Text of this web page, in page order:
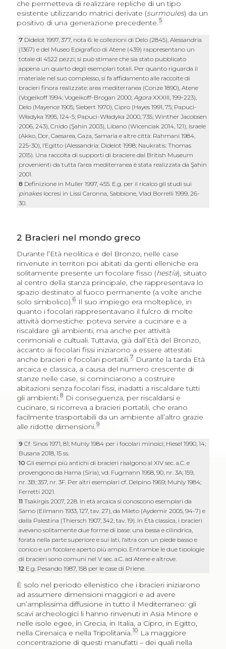
che permetteva di realizzare repliche di un tipo
esistente utilizzando matrici derivate (surmoules) da un
positivo di una generazione precedente.5
7 Didelot 1997, 377, nota 6: le collezioni di Delo (2845), Alessandria
(1367) e del Museo Epigrafico di Atene (439) rappresentano un
totale di 4522 pezzi; si può stimare che sia stato pubblicato
appena un quarto degli esemplari totali. Per quanto riguarda il
materiale nel suo complesso, si fa affidamento alle raccolte di
bracieri finora realizzate: area mediterranea (Conze 1890), Atene
(Vogeikoff 1994; Vogeikoff-Brogan 2000; Agora XXXIII, 199-223),
Delo (Mayence 1905; Siebert 1970), Cipro (Hayes 1991, 75; Papuci-
Władyka 1995, 124-5; Papuci-Władyka 2000, 735; Winther Jacobsen
2006, 243), Cnido (Şahin 2003), Libano (Wicenciak 2014, 121), Israele
(Akko, Dor, Caesarea, Gaza, Samaria e altre città: Rahmani 1984,
225-30), l’Egitto (Alessandria: Didelot 1998; Naukratis: Thomas
2015). Una raccolta di supporti di braciere dal British Museum
provenienti da tutta l’area mediterranea è stata realizzata da Şahin
2001.
8 Definizione in Muller 1997, 455. E.g. per il ricalco gli studi sui
pinakes locresi in Lissi Caronna, Sabbione, Vlad Borrelli 1999, 26-
30.
2 Bracieri nel mondo greco
Durante l’Età neolitica e del Bronzo, nelle case
rinvenute in territori poi abitati da genti elleniche era
solitamente presente un focolare fisso (hestía), situato
al centro della stanza principale, che rappresentava lo
spazio destinato al fuoco permanente (a volte anche
solo simbolico).6 Il suo impiego era molteplice, in
quanto i focolari rappresentavano il fulcro di molte
attività domestiche: poteva servire a cucinare e a
riscaldare gli ambienti, ma anche per attività
cerimoniali e cultuali. Tuttavia, già dall’Età del Bronzo,
accanto ai focolari fissi iniziarono a essere attestati
anche bracieri e focolari portatili.7 Durante la tarda Età
arcaica e classica, a causa del numero crescente di
stanze nelle case, si cominciarono a costruire
abitazioni senza focolari fissi, inadatti a riscaldare tutti
gli ambienti.8 Di conseguenza, per riscaldarsi e
cucinare, si ricorreva a bracieri portatili, che erano
facilmente trasportabili da un ambiente all’altro grazie
alle ridotte dimensioni.9
9Cf. Sinos 1971, 81; Muhly 1984 per i focolari minoici; Hiesel 1990, 14;
Busana 2018, 15 ss.
10Gli esempi più antichi di bracieri risalgono al XIV sec. a.C. e
provengono da Hama (Siria), vd. Fugmann 1958, 90, nr. 3A; 159,
nr. 3B; 357, nr. 3F. Per altri esemplari cf. Delpino 1969; Muhly 1984;
Ferretti 2021.
11Tsakirgis 2007, 228. In età arcaica si conoscono esemplari da
Samo (Eilmann 1933, 127, tav. 27), da Mileto (Aydemir 2005, 94-7) e
dalla Palestina (Thiersch 1907, 342, tav. 19). In Età classica, i bracieri
avevano solitamente due forme di base: una bassa e cilindrica,
forata nella parte superiore e sui lati, l’altra con un piede basso e
conico e un focolare aperto più ampio. Entrambe le due tipologie
di bracieri sono comuni nel V sec. a.C. ad Atene e altrove.
12 E.g. Pesando 1987, 158 per le case di Priene.
È solo nel periodo ellenistico che i bracieri iniziarono
ad assumere dimensioni maggiori e ad avere
un’amplissima diffusione in tutto il Mediterraneo: gli
scavi archeologici li hanno rinvenuti in Asia Minore e
nelle isole egee, in Grecia, in Italia, a Cipro, in Egitto,
nella Cirenaica e nella Tripolitania.10 La maggiore
concentrazione di questi manufatti – dei quali nella